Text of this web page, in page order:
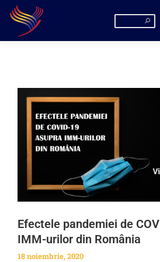
Efectele pandemiei de
IMM-urilor din România
18 noiembrie, 2020